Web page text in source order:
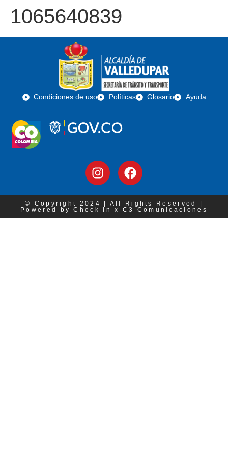
1065640839
Condiciones de uso Políticas Glosario Ayuda
© Copyright 2024 | All Rights Reserved |
Powered by Check In x C3 Comunicaciones